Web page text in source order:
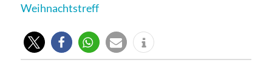
Weihnachtstreff